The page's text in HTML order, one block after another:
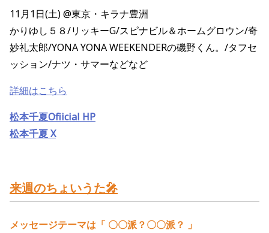
11月1日(土) @東京・キラナ豊洲
かりゆし５８/リッキーG/スピナビル＆ホームグロウン/奇
妙礼太郎/YONA YONA WEEKENDERの磯野くん。/タフセ
ッション/ナツ・サマーなどなど
詳細はこちら
松本千夏Ofiicial HP
松本千夏 X
来週のちょいうた🎤
メッセージテーマは「 〇〇派？〇〇派？ 」